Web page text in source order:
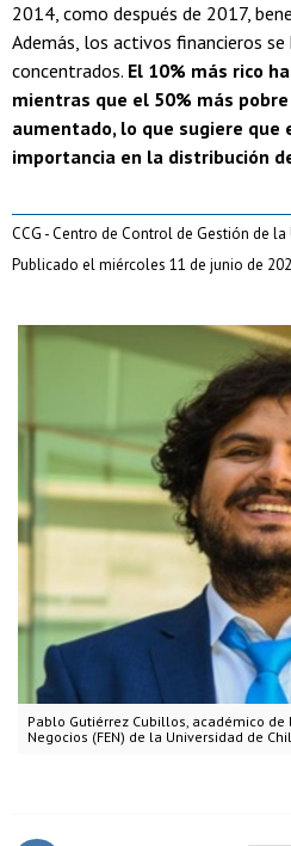
Pablo Gutiérrez Cubillos, académico
Negocios (FEN) de la Universidad de
2014, como después de 2017,
Además, los activos financieros
concentrados. El 10% más rico
mientras que el 50% más
aumentado, lo que sugiere que
importancia en la distribución
CCG - Centro de Control de Gestión de
Publicado el miércoles 11 de junio de